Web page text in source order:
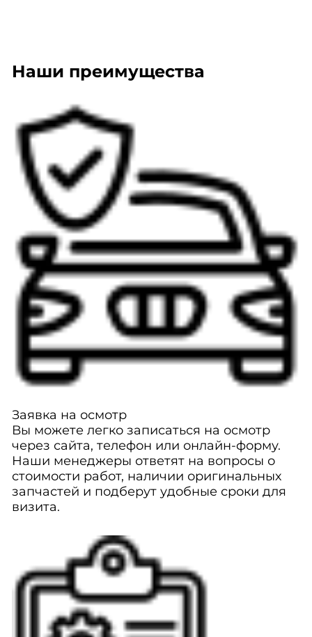
Наши преимущества
Заявка на осмотр
Вы можете легко записаться на осмотр
через сайта, телефон или онлайн-форму.
Наши менеджеры ответят на вопросы о
стоимости работ, наличии оригинальных
запчастей и подберут удобные сроки для
визита.